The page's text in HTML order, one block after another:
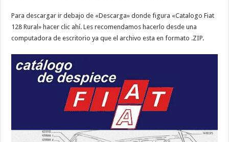
Para descargar ir debajo de «Descarga» donde figura «Catalogo Fiat
128 Rural» hacer clic ahí. Les recomendamos hacerlo desde una
computadora de escritorio ya que el archivo esta en formato .ZIP.